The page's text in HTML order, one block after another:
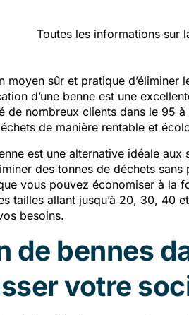
Toutes les informations sur
moyen sûr et pratique
d’une benne est une
de nombreux clients dans le 95
de manière rentable et
est une alternative idéale
des tonnes de déchets
vous pouvez économiser à la
tailles allant jusqu’à 20, 30, 40
besoins.
de bennes
votre